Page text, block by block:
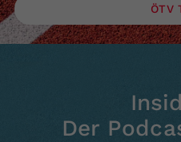
ÖTV
Der